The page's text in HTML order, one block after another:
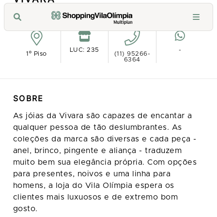
Ver no mapa
1º Piso
LUC: 235
(11) 95266-
6364
-
SOBRE
As jóias da Vivara são capazes de encantar a
qualquer pessoa de tão deslumbrantes. As
coleções da marca são diversas e cada peça -
anel, brinco, pingente e aliança - traduzem
muito bem sua elegância própria. Com opções
para presentes, noivos e uma linha para
homens, a loja do Vila Olímpia espera os
clientes mais luxuosos e de extremo bom
gosto.